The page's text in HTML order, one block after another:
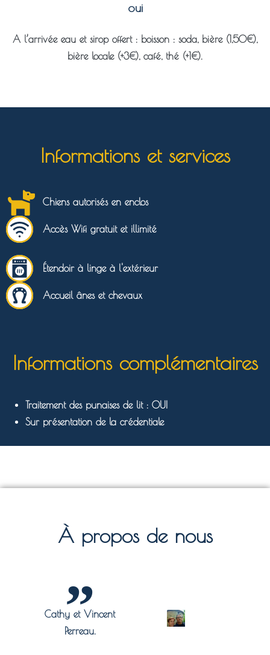
oui
A l’arrivée eau et sirop offert : boisson : soda, bière (1,50€),
bière locale (+3€), café, thé (+1€).
Informations et services
Chiens autorisés en enclos
Accès Wifi gratuit et illimité
Étendoir à linge à l'extérieur
Accueil ânes et chevaux
Informations complémentaires
Traitement des punaises de lit : OUI
Sur présentation de la crédentiale
À propos de nous
Cathy et Vincent
Perreau.